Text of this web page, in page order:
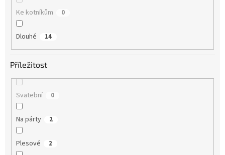
Ke kotníkům 0
Dlouhé 14
Příležitost
Svatební 0
Na párty 2
Plesové 2